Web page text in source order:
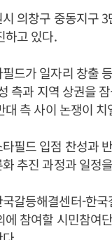
의창구 중동지구
하고 있다.
드가 일자리 창출
측과 지역 상권을
대 측 사이 논쟁이 치
필드 입점 찬성과
추진 과정과 일정
갈등해결센터-한
에 참여할 시민참여